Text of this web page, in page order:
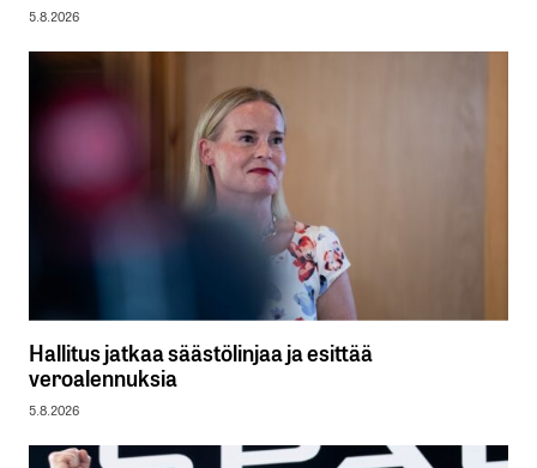
5.8.2026
Hallitus jatkaa säästölinjaa ja esittää
veroalennuksia
5.8.2026